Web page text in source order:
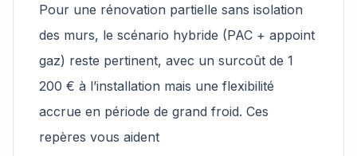
Pour une rénovation partielle sans isolation
des murs, le scénario hybride (PAC + appoint
gaz) reste pertinent, avec un surcoût de 1
200 € à l’installation mais une flexibilité
accrue en période de grand froid. Ces
repères vous aident